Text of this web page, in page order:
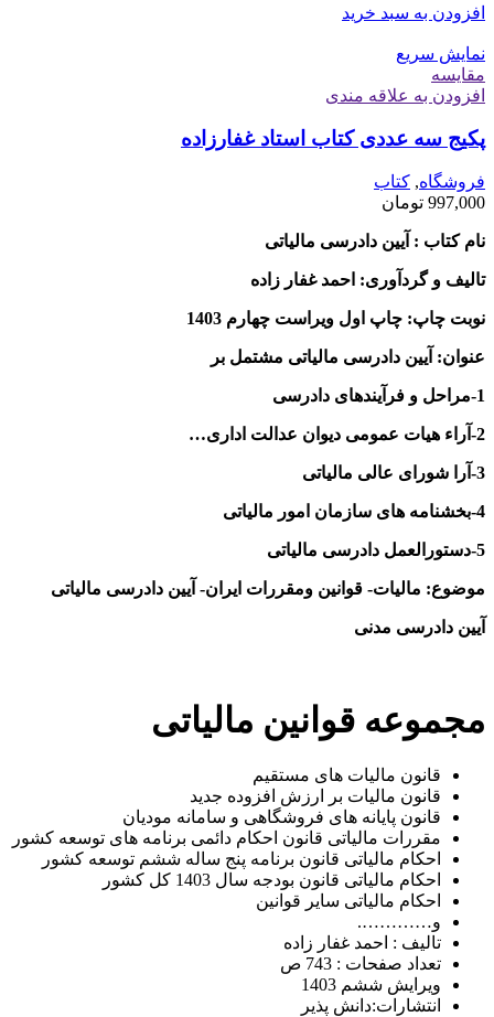
افزودن به سبد خرید
نمایش سریع
مقايسه
افزودن به علاقه مندی
پکیج سه عددی کتاب استاد غفارزاده
فروشگاه, کتاب
997,000 تومان
نام کتاب : آیین دادرسی مالیاتی
تالیف و گردآوری: احمد غفار زاده
نوبت چاپ: چاپ اول ویراست چهارم 1403
عنوان: آیین دادرسی مالیاتی مشتمل بر
1-مراحل و فرآیندهای دادرسی
2-آراء هیات عمومی دیوان عدالت اداری…
3-آرا شورای عالی مالیاتی
4-بخشنامه های سازمان امور مالیاتی
5-دستورالعمل دادرسی مالیاتی
موضوع: مالیات- قوانین ومقررات ایران- آیین دادرسی مالیاتی
آیین دادرسی مدنی
مجموعه قوانین مالیاتی
قانون مالیات های مستقیم
قانون مالیات بر ارزش افزوده جدید
قانون پایانه های فروشگاهی و سامانه مودیان
مقررات مالیاتی قانون احکام دائمی برنامه های توسعه کشور
احکام مالیاتی قانون برنامه پنج ساله ششم توسعه کشور
احکام مالیاتی قانون بودجه سال 1403 کل کشور
احکام مالیاتی سایر قوانین
و………….
تالیف : احمد غفار زاده
تعداد صفحات : 743 ص
ویرایش ششم 1403
انتشارات:دانش پذیر